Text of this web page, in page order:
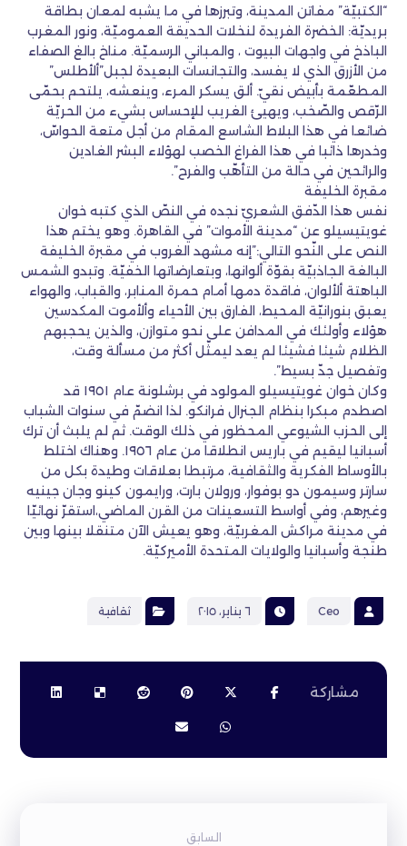
“الكتبيّة” مفاتن المدينة، وتبرزها في ما يشبه لمعان بطاقة
بريديّة: الخضرة الفريدة لنخلات الحديقة العموميّة، ونور المغرب
الباذخ في واجهات البيوت ، والمباني الرسميّة. مناخ بالغ الصفاء
من الأزرق الذي لا يفسد، والتجانسات البعيدة لجبل”ألأطلس”
المطعّمة بأبيض نقيّ. ألق يسكر المرء، وينعشه، يلتحم بحمّى
الرّقص والصّخب، ويهيئ الغريب للإحساس بشيء من الحريّة
ضائعا في هذا البلاط الشاسع المقام من أجل متعة الحواسّ،
وخدرها ذائبا في هذا الفراغ الخصب لهؤلاء البشر الغادين
والرائحين في حالة من التأهّب والفرح”.
مقبرة الخليفة
نفس هذا الدّفق الشعريّ نجده في النصّ الذي كتبه خوان
غويتيسيلو عن “مدينة الأموات” في القاهرة. وهو يختم هذا
النص على النّحو التالي:”إنه مشهد الغروب في مقبرة الخليفة
البالغة الجاذبيّة بقوّة ألوانها، وبتعارضاتها الخفيّة. وتبدو الشمس
الباهتة ألألوان، فاقدة دمها أمام حمرة المنابر، والقباب، والهواء
يعبق بنورانيّة المحيط، الفارق بين الأحياء وألأموت المكدسين
هؤلاء وأولئك في المدافن على نحو متوازن، والذين يحجبهم
الظلام شيئا فشيئا لم يعد ليمثّل أكثر من مسألة وقت،
وتفصيل جدّ بسيط”.
وكان خوان غويتيسيلو المولود في برشلونة عام ١٩٥١ قد
اصطدم مبكرا بنظام الجنرال فرانكو. لذا انضمّ في سنوات الشباب
إلى الحزب الشيوعي المحظور في ذلك الوقت. ثم لم يلبث أن ترك
أسبانيا ليقيم في باريس انطلاقا من عام ١٩٥٦. وهناك اختلط
بالأوساط الفكرية والثقافية، مرتبطا بعلاقات وطيدة بكل من
سارتر وسيمون دو بوفوار، ورولان بارت، ورايمون كينو وجان جينيه
وغيرهم، وفي أواسط التسعينات من القرن الماضي،استقرّ نهائيّا
في مدينة مراكش المغربيّة، وهو يعيش الآن متنقلا بينها وبين
طنجة وأسبانيا والولايات المتحدة الأميركيّة.
Ceo ٦ يناير، ٢٠١٥ ثقافية
السابق